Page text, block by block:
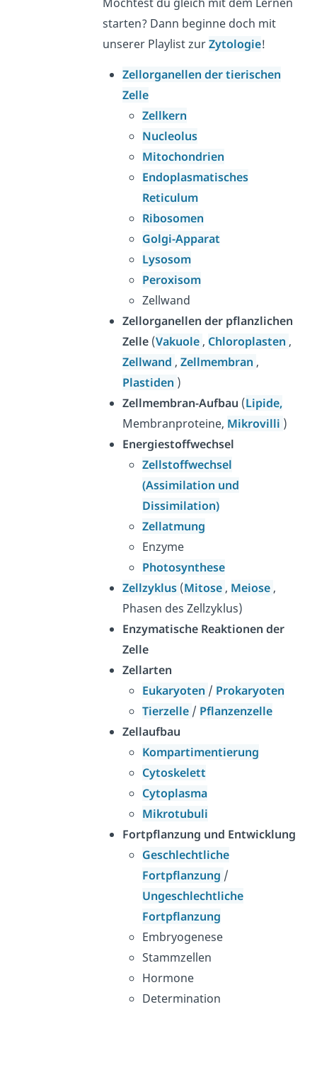
starten? Dann beginne doch mit
unserer Playlist zurZytologie!
Zellorganellen der tierischen
Zelle
Zellkern
Nucleolus
Mitochondrien
Endoplasmatisches
Reticulum
Ribosomen
Golgi-Apparat
Lysosom
Peroxisom
Zellwand
Zellorganellen der pflanzlichen
Zelle(Vakuole , Chloroplasten ,
Zellwand , Zellmembran ,
Plastiden )
Zellmembran-Aufbau (Lipide,
Membranproteine, Mikrovilli )
Energiestoffwechsel
Zellstoffwechsel
(Assimilation und
Dissimilation)
Zellatmung
Enzyme
Photosynthese
Zellzyklus (Mitose , Meiose ,
Phasen des Zellzyklus)
Enzymatische Reaktionen der
Zelle
Zellarten
Eukaryoten / Prokaryoten
Tierzelle / Pflanzenzelle
Zellaufbau
Kompartimentierung
Cytoskelett
Cytoplasma
Mikrotubuli
Fortpflanzung und Entwicklung
Geschlechtliche
Fortpflanzung /
Ungeschlechtliche
Fortpflanzung
Embryogenese
Stammzellen
Hormone
Determination